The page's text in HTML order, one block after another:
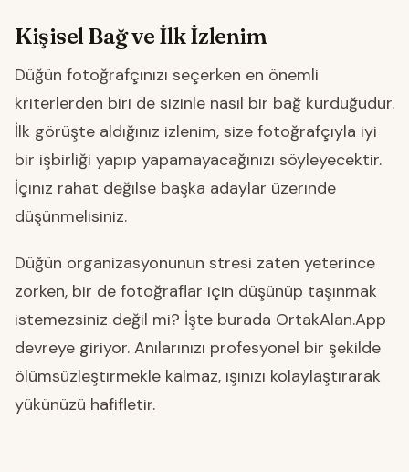
Kişisel Bağ ve İlk İzlenim
Düğün fotoğrafçınızı seçerken en önemli
kriterlerden biri de sizinle nasıl bir bağ kurduğudur.
İlk görüşte aldığınız izlenim, size fotoğrafçıyla iyi
bir işbirliği yapıp yapamayacağınızı söyleyecektir.
İçiniz rahat değilse başka adaylar üzerinde
düşünmelisiniz.
Düğün organizasyonunun stresi zaten yeterince
zorken, bir de fotoğraflar için düşünüp taşınmak
istemezsiniz değil mi? İşte burada OrtakAlan.App
devreye giriyor. Anılarınızı profesyonel bir şekilde
ölümsüzleştirmekle kalmaz, işinizi kolaylaştırarak
yükünüzü hafifletir.